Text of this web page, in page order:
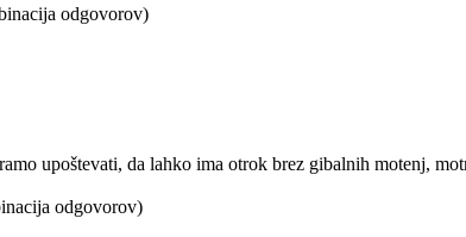
odgovorov)
upoštevati, da lahko ima otrok brez gibalnih motenj,
odgovorov)